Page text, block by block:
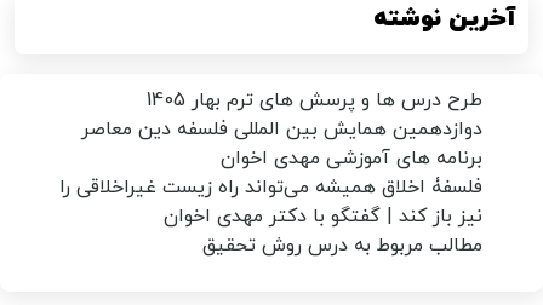
آخرین نوشته
طرح درس ها و پرسش های ترم بهار 1405
دوازدهمین همایش بین المللی فلسفه دین معاصر
برنامه های آموزشی مهدی اخوان
فلسفۀ اخلاق همیشه می‌تواند راه زیست غیراخلاقی را
نیز باز کند | گفتگو با دکتر مهدی اخوان
مطالب مربوط به درس روش تحقیق